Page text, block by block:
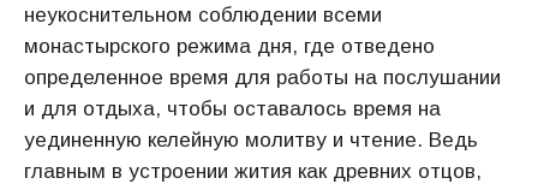
неукоснительном соблюдении всеми
монастырского режима дня, где отведено
определенное время для работы на послушании
и для отдыха, чтобы оставалось время на
уединенную келейную молитву и чтение. Ведь
главным в устроении жития как древних отцов,